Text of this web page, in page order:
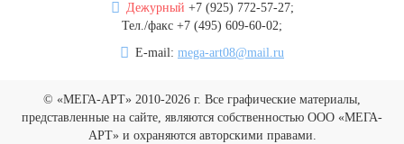
Дежурный +7 (925) 772-57-27;
Тел./факс +7 (495) 609-60-02;
E-mail: mega-art08@mail.ru
© «МЕГА-АРТ» 2010-2026 г. Все графические материалы,
представленные на сайте, являются собственностью ООО «МЕГА-
АРТ» и охраняются авторскими правами.